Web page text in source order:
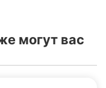
могут вас